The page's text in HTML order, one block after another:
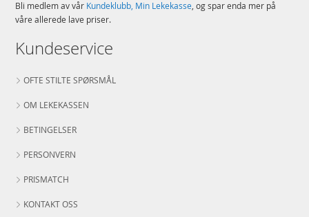
Bli medlem av vår Kundeklubb, Min Lekekasse , og spar enda mer på
våre allerede lave priser.
Kundeservice
OFTE STILTE SPØRSMÅL
OM LEKEKASSEN
BETINGELSER
PERSONVERN
PRISMATCH
KONTAKT OSS